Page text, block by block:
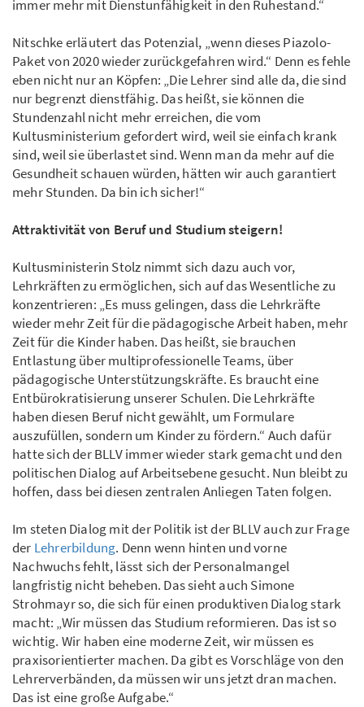
immer mehr mit Dienstunfähigkeit in den Ruhestand.“
Nitschke erläutert das Potenzial, „wenn dieses Piazolo-
Paket von 2020 wieder zurückgefahren wird.“ Denn es fehle
eben nicht nur an Köpfen: „Die Lehrer sind alle da, die sind
nur begrenzt dienstfähig. Das heißt, sie können die
Stundenzahl nicht mehr erreichen, die vom
Kultusministerium gefordert wird, weil sie einfach krank
sind, weil sie überlastet sind. Wenn man da mehr auf die
Gesundheit schauen würden, hätten wir auch garantiert
mehr Stunden. Da bin ich sicher!“
Attraktivität von Beruf und Studium steigern!
Kultusministerin Stolz nimmt sich dazu auch vor,
Lehrkräften zu ermöglichen, sich auf das Wesentliche zu
konzentrieren: „Es muss gelingen, dass die Lehrkräfte
wieder mehr Zeit für die pädagogische Arbeit haben, mehr
Zeit für die Kinder haben. Das heißt, sie brauchen
Entlastung über multiprofessionelle Teams, über
pädagogische Unterstützungskräfte. Es braucht eine
Entbürokratisierung unserer Schulen. Die Lehrkräfte
haben diesen Beruf nicht gewählt, um Formulare
auszufüllen, sondern um Kinder zu fördern.“ Auch dafür
hatte sich der BLLV immer wieder stark gemacht und den
politischen Dialog auf Arbeitsebene gesucht. Nun bleibt zu
hoffen, dass bei diesen zentralen Anliegen Taten folgen.
Im steten Dialog mit der Politik ist der BLLV auch zur Frage
der Lehrerbildung. Denn wenn hinten und vorne
Nachwuchs fehlt, lässt sich der Personalmangel
langfristig nicht beheben. Das sieht auch Simone
Strohmayr so, die sich für einen produktiven Dialog stark
macht: „Wir müssen das Studium reformieren. Das ist so
wichtig. Wir haben eine moderne Zeit, wir müssen es
praxisorientierter machen. Da gibt es Vorschläge von den
Lehrerverbänden, da müssen wir uns jetzt dran machen.
Das ist eine große Aufgabe.“